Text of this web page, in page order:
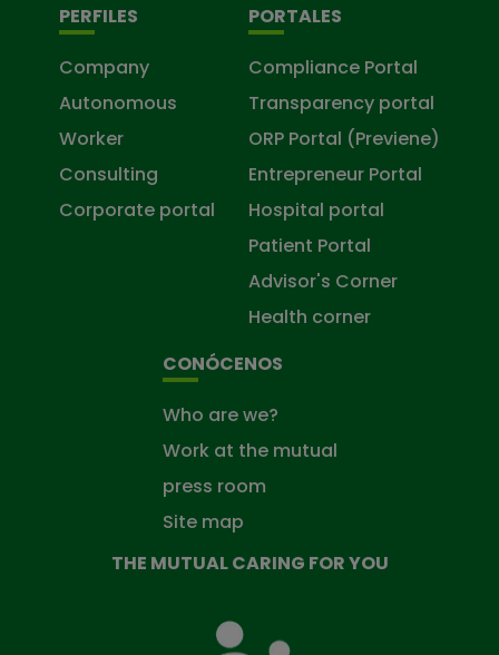
PERFILES
Company
Autonomous
Worker
Consulting
Corporate portal
PORTALES
Compliance Portal
Transparency portal
ORP Portal (Previene)
Entrepreneur Portal
Hospital portal
Patient Portal
Advisor's Corner
Health corner
CONÓCENOS
Who are we?
Work at the mutual
press room
Site map
THE MUTUAL CARING FOR YOU
Mutual